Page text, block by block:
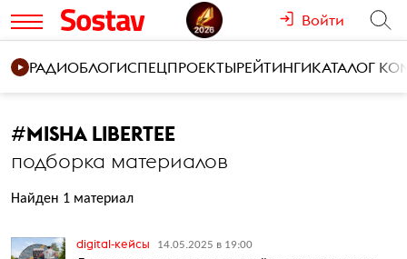
Войти
РАДИОБЛОГИСПЕЦПРОЕКТЫРЕЙТИНГИКАТАЛОГ
#MISHA LIBERTEE
подборка материалов
Найден 1 материал
digital-кейсы 14.05.2025 в 19:00